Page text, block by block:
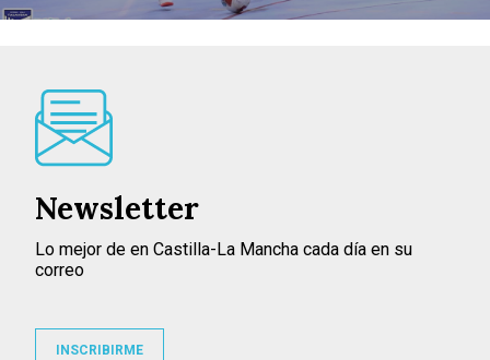
Newsletter
Lo mejor de en Castilla-La Mancha cada día en su
correo
INSCRIBIRME